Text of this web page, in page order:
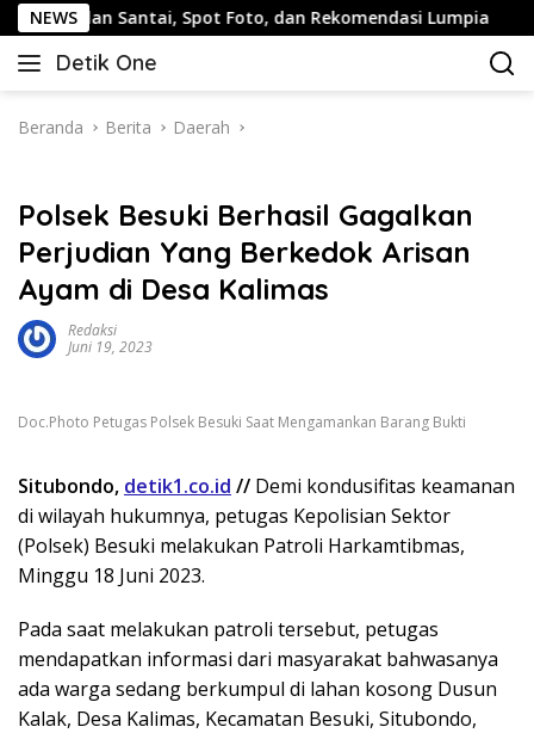
Langsung
ke
konten
NEWS
Santai, Spot Foto, dan Rekomendasi Lumpia
Detik One
Tajam
Fakta
Beranda Berita Daerah
Polsek Besuki Berhasil Gagalkan
Perjudian Yang Berkedok Arisan
Ayam di Desa Kalimas
Redaksi
Juni 19, 2023
Doc.Photo Petugas Polsek Besuki Saat Mengamankan Barang Bukti
Situbondo, detik1.co.id // Demi kondusifitas keamanan
di wilayah hukumnya, petugas Kepolisian Sektor
(Polsek) Besuki melakukan Patroli Harkamtibmas,
Minggu 18 Juni 2023.
Pada saat melakukan patroli tersebut, petugas
mendapatkan informasi dari masyarakat bahwasanya
ada warga sedang berkumpul di lahan kosong Dusun
Kalak, Desa Kalimas, Kecamatan Besuki, Situbondo,